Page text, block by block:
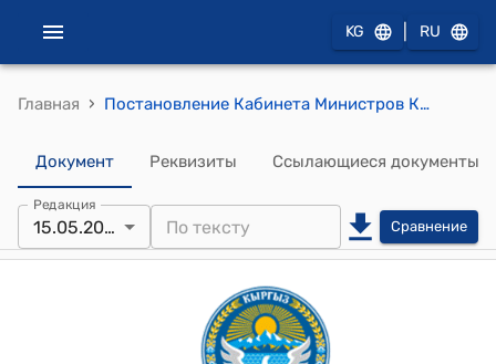
KG RU
Главная › Постановление Кабинета Министров КР от 15 мая 2024 года № 244 "О внесении изменения в постановление Правительства Кыргызской Республики "Об утверждении Положения об учете, охране, реставрации и использовании объектов историко-культурного наследия Кыргызской Республики" от 20 августа 2002 года № 568"
Документ Реквизиты Ссылающиеся документы
Редакция
15.05.2024 Сравнение